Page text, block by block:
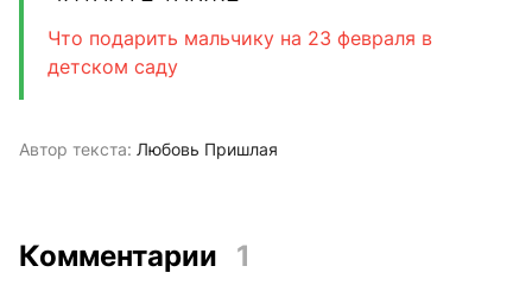
Что подарить мальчику на 23 февраля в
детском саду
Автор текста: Любовь Пришлая
Комментарии 1